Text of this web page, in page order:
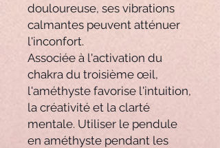
douloureuse, ses vibrations
calmantes peuvent atténuer
l'inconfort.
Associée à l'activation du
chakra du troisième œil,
l'améthyste favorise l'intuition,
la créativité et la clarté
mentale. Utiliser le pendule
en améthyste pendant les